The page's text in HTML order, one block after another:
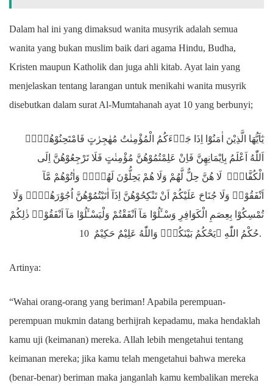
Dalam hal ini yang dimaksud wanita musyrik adalah semua
wanita yang bukan muslim baik dari agama Hindu, Budha,
Kristen maupun Katholik dan juga ahli kitab. Ayat lain yang
menjelaskan tentang larangan untuk menikahi wanita musyrik
disebutkan dalam surat Al-Mumtahanah ayat 10 yang berbunyi;
يٰٓاَيُّهَا الَّذِيْنَ اٰمَنُوْٓا اِذَا جَاۤءَكُمُ الْمُؤْمِنٰتُ مُهٰجِرٰتٍ فَامْتَحِنُوْهُنَّۗ
اَللّٰهُ اَعْلَمُ بِاِيْمَانِهِنَّ فَاِنْ عَلِمْتُمُوْهُنَّ مُؤْمِنٰتٍ فَلَا تَرْجِعُوْهُنَّ اِلَى
الْكُفَّارِۗ لَا هُنَّ حِلٌّ لَّهُمْ وَلَا هُمْ يَحِلُّوْنَ لَهُنَّۗ وَاٰتُوْهُمْ مَّآ
اَنْفَقُوْاۗ وَلَا جُنَاحَ عَلَيْكُمْ اَنْ تَنْكِحُوْهُنَّ اِذَآ اٰتَيْتُمُوْهُنَّ اُجُوْرَهُنَّۗ وَلَا
تُمْسِكُوْا بِعِصَمِ الْكَوَافِرِ وَسْـَٔلُوْا مَآ اَنْفَقْتُمْ وَلْيَسْـَٔلُوْا مَآ اَنْفَقُوْاۗ ذٰلِكُمْ
حُكْمُ اللّٰهِ ۗيَحْكُمُ بَيْنَكُمْۗ وَاللّٰهُ عَلِيْمٌ حَكِيْمٌ 10.
Artinya:
“Wahai orang-orang yang beriman! Apabila perempuan-
perempuan mukmin datang berhijrah kepadamu, maka hendaklah
kamu uji (keimanan) mereka. Allah lebih mengetahui tentang
keimanan mereka; jika kamu telah mengetahui bahwa mereka
(benar-benar) beriman maka janganlah kamu kembalikan mereka